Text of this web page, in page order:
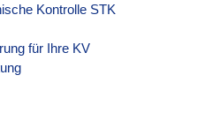
Kontrolle STK
für Ihre KV